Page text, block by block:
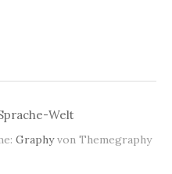
Welt
Graphyvon Themegraphy